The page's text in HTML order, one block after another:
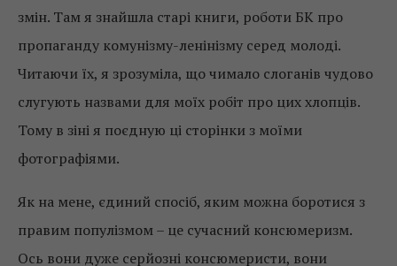
змін. Там я знайшла старі книги, роботи БК про
пропаганду комунізму-ленінізму серед молоді.
Читаючи їх, я зрозуміла, що чимало слоганів чудово
слугують назвами для моїх робіт про цих хлопців.
Тому в зіні я поєдную ці сторінки з моїми
фотографіями.
Як на мене, єдиний спосіб, яким можна боротися з
правим популізмом – це сучасний консюмеризм.
Ось вони дуже серйозні консюмеристи, вони